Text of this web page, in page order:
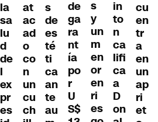
la
sa
lu
d
de
l
ex
pr
es
at
ac
ad
o
co
n
un
cu
ch
s
de
es
té
ti
ca
an
te
au
de
ga
ra
nt
ía
po
r
U
S$
s
y
un
m
en
or
en
ri
es
in
to
n
ca
lifi
ca
a
D
on
cu
en
tr
a
en
un
ap
ri
et